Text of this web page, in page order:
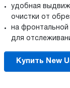
удобная
очистки от
на фронтальной
для
Купить New